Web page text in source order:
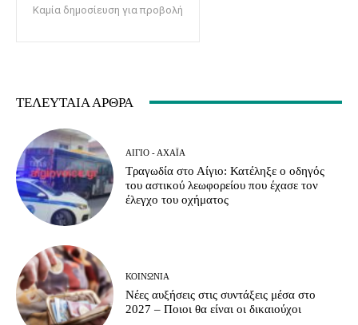
Καμία δημοσίευση για προβολή
ΤΕΛΕΥΤΑΊΑ ΆΡΘΡΑ
ΑΊΓΙΟ - ΑΧΑΪ́Α
Τραγωδία στο Αίγιο: Κατέληξε ο οδηγός
του αστικού λεωφορείου που έχασε τον
έλεγχο του οχήματος
ΚΟΙΝΩΝΊΑ
Νέες αυξήσεις στις συντάξεις μέσα στο
2027 – Ποιοι θα είναι οι δικαιούχοι